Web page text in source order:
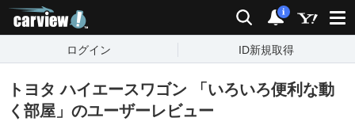
検索 通知
i
ログイン ID新規取得
トヨタ ハイエースワゴン 「いろいろ便利な動
く部屋」のユーザーレビュー